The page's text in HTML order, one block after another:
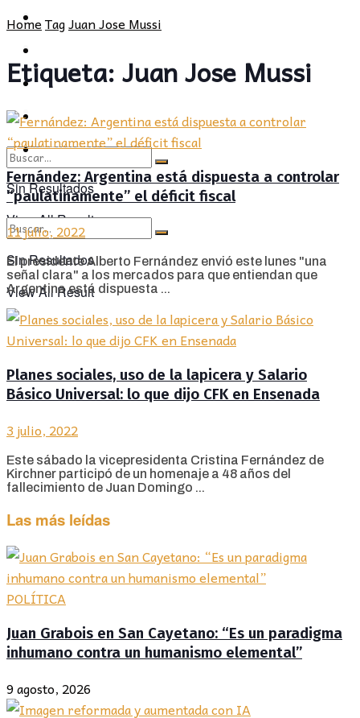
CULTURA
Sin Resultados
View All Result
PROVINCIA
SOCIEDAD
CULTURA
OPINIÓN
Sin Resultados
View All Result
HomeTagJuan Jose Mussi
Etiqueta:Juan Jose Mussi
Fernández: Argentina está dispuesta a controlar
“paulatinamente” el déficit fiscal
11 julio, 2022
El presidente Alberto Fernández envió este lunes "una
señal clara" a los mercados para que entiendan que
Argentina está dispuesta ...
Planes sociales, uso de la lapicera y Salario
Básico Universal: lo que dijo CFK en Ensenada
3 julio, 2022
Este sábado la vicepresidenta Cristina Fernández de
Kirchner participó de un homenaje a 48 años del
fallecimiento de Juan Domingo ...
Las más leídas
POLÍTICA
Juan Grabois en San Cayetano: “Es un paradigma
inhumano contra un humanismo elemental”
9 agosto, 2026